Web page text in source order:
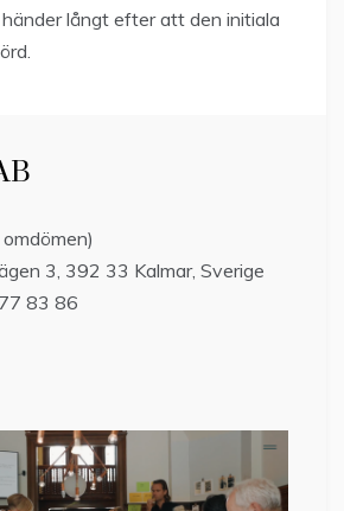
långt efter att den initiala
3, 392 33 Kalmar, Sverige
83 86